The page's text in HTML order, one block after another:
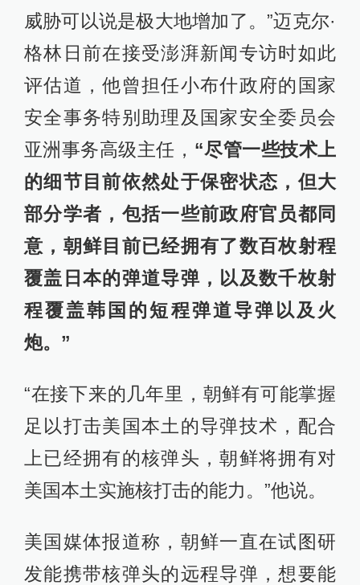
威胁可以说是极大地增加了。”迈克尔·
格林日前在接受澎湃新闻专访时如此
评估道，他曾担任小布什政府的国家
安全事务特别助理及国家安全委员会
亚洲事务高级主任， “尽管一些技术上
的细节目前依然处于保密状态，但大
部分学者，包括一些前政府官员都同
意，朝鲜目前已经拥有了数百枚射程
覆盖日本的弹道导弹，以及数千枚射
程覆盖韩国的短程弹道导弹以及火
炮。”
“在接下来的几年里，朝鲜有可能掌握
足以打击美国本土的导弹技术，配合
上已经拥有的核弹头，朝鲜将拥有对
美国本土实施核打击的能力。”他说。
美国媒体报道称，朝鲜一直在试图研
发能携带核弹头的远程导弹，想要能